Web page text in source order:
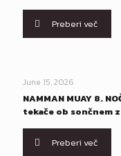
Preberi več
June 15, 2026
NAMMAN MUAY 8.
tekače ob sončnem
Preberi več